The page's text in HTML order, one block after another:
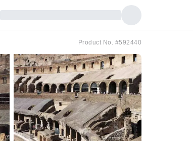
Product No. #592440